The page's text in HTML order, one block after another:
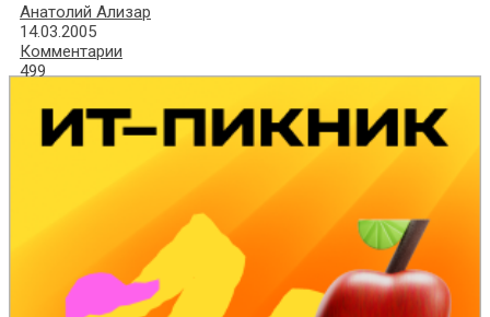
Анатолий Ализар
14.03.2005
Комментарии
499